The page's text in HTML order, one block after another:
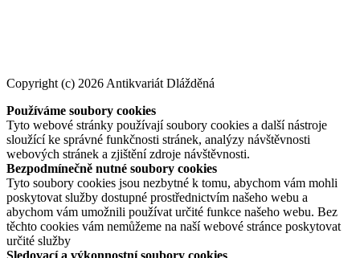
Copyright (c) 2026 Antikvariát Dlážděná
Používáme soubory cookies
Tyto webové stránky používají soubory cookies a další nástroje
sloužící ke správné funkčnosti stránek, analýzy návštěvnosti
webových stránek a zjištění zdroje návštěvnosti.
Bezpodmínečně nutné soubory cookies
Tyto soubory cookies jsou nezbytné k tomu, abychom vám mohli
poskytovat služby dostupné prostřednictvím našeho webu a
abychom vám umožnili používat určité funkce našeho webu. Bez
těchto cookies vám nemůžeme na naší webové stránce poskytovat
určité služby
Sledovací a výkonnostní soubory cookies